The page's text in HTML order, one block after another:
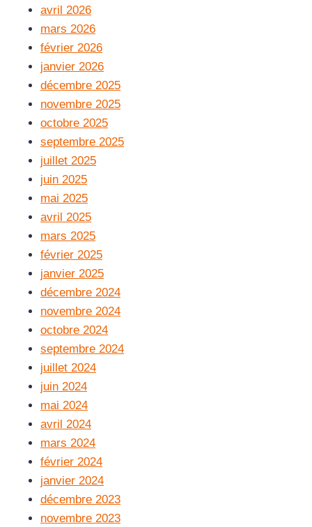
avril 2026
mars 2026
février 2026
janvier 2026
décembre 2025
novembre 2025
octobre 2025
septembre 2025
juillet 2025
juin 2025
mai 2025
avril 2025
mars 2025
février 2025
janvier 2025
décembre 2024
novembre 2024
octobre 2024
septembre 2024
juillet 2024
juin 2024
mai 2024
avril 2024
mars 2024
février 2024
janvier 2024
décembre 2023
novembre 2023